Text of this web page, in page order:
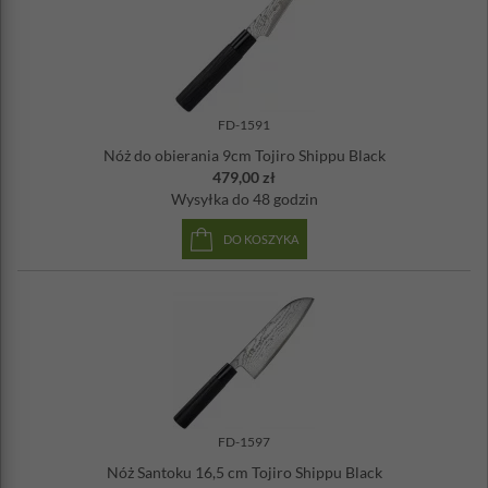
FD-1591
Nóż do obierania 9cm Tojiro Shippu Black
479,00 zł
Wysyłka do 48 godzin
DO KOSZYKA
FD-1597
Nóż Santoku 16,5 cm Tojiro Shippu Black